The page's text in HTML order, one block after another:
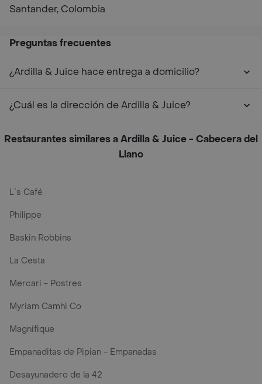
Santander, Colombia
Preguntas frecuentes
¿Ardilla & Juice hace entrega a domicilio?
¿Cuál es la dirección de Ardilla & Juice?
Restaurantes similares a Ardilla & Juice - Cabecera del
Llano
L´s Café
Philippe
Baskin Robbins
La Cesta
Mercari - Postres
Myriam Camhi Co
Magnifique
Empanaditas de Pipian - Empanadas
Desayunadero de la 42